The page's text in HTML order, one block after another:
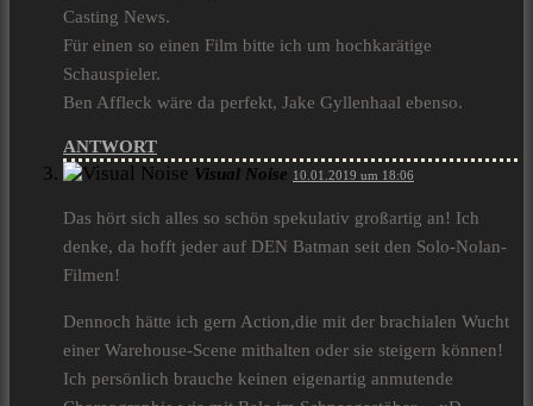
Casting News.
Für einen so einen Film bitte ich um hochkarätige
Schauspieler.
Ben Affleck wäre da perfekt, Jake Gyllenhaal ebenso.
ANTWORT
Visual Noise 10.01.2019 um 18:06
Das hört sich alles so schön spekulativ großartig an! Ich
denke, da hofft jeder auf DEN Batman seit den Solo-Nolan-
Filmen!
Dennoch hätte ich gern Action,die mit der brachialen Wucht
einer Warehouse-Scene mithalten oder sie steigern können!
Ich persönlich brauche keinen eigenartig anmutende